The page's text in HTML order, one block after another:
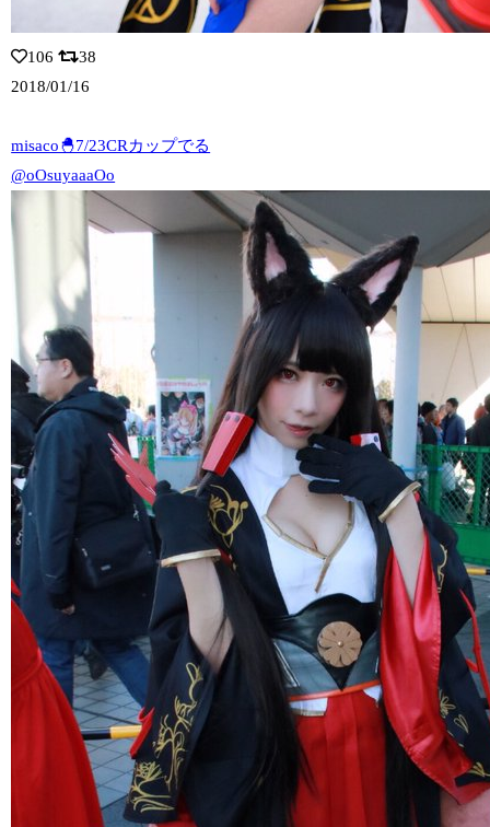
106
38
2018/01/16
misaco🐣7/23CRカップでる
@oOsuyaaaOo